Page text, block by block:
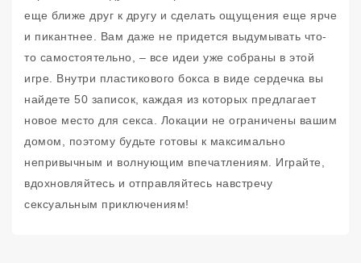
еще ближе друг к другу и сделать ощущения еще ярче
и пикантнее. Вам даже не придется выдумывать что-
то самостоятельно, – все идеи уже собраны в этой
игре. Внутри пластикового бокса в виде сердечка вы
найдете 50 записок, каждая из которых предлагает
новое место для секса. Локации не ограничены вашим
домом, поэтому будьте готовы к максимально
непривычным и волнующим впечатлениям. Играйте,
вдохновляйтесь и отправляйтесь навстречу
сексуальным приключениям!